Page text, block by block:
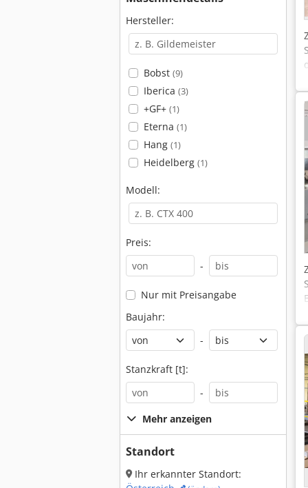
Hersteller:
Bobst (9)
Iberica (3)
+GF+ (1)
Eterna (1)
Hang (1)
Heidelberg (1)
Modell:
Preis:
-
Nur mit Preisangabe
Baujahr:
-
Stanzkraft [t]:
-
Mehr anzeigen
Standort
Ihr erkannter Standort: